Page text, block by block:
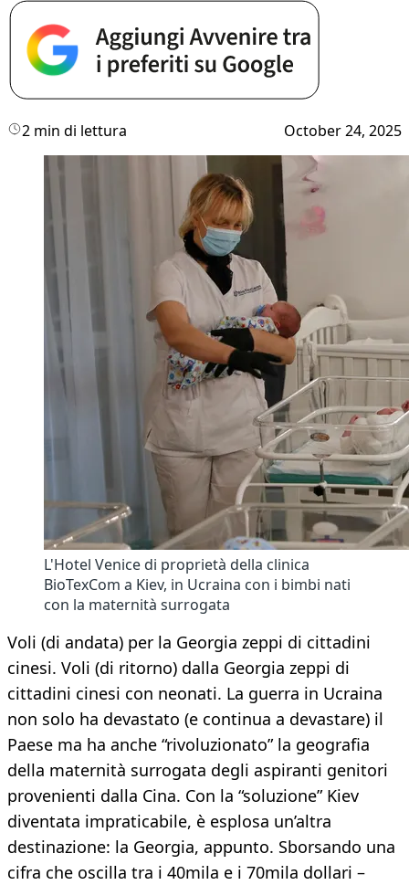
2 min di lettura October 24, 2025
L'Hotel Venice di proprietà della clinica
BioTexCom a Kiev, in Ucraina con i bimbi nati
con la maternità surrogata
Voli (di andata) per la Georgia zeppi di cittadini
cinesi. Voli (di ritorno) dalla Georgia zeppi di
cittadini cinesi con neonati. La guerra in Ucraina
non solo ha devastato (e continua a devastare) il
Paese ma ha anche “rivoluzionato” la geografia
della maternità surrogata degli aspiranti genitori
provenienti dalla Cina. Con la “soluzione” Kiev
diventata impraticabile, è esplosa un’altra
destinazione: la Georgia, appunto. Sborsando una
cifra che oscilla tra i 40mila e i 70mila dollari –